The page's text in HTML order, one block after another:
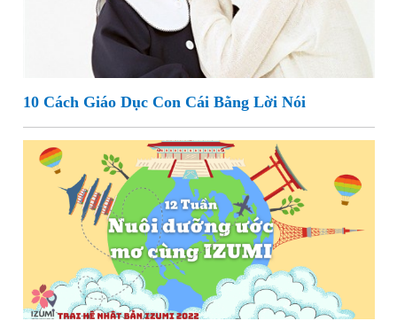
10 Cách Giáo Dục Con Cái Bằng Lời Nói